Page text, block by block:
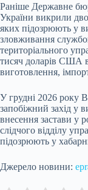
Раніше Державне
України викрили
яких підозрюють у
зловживання
територіального
тисяч доларів США
виготовлення,
У грудні 2026 року
запобіжний захід у
внесення застави у
слідчого відділу
підозрюють у
Джерело новини: